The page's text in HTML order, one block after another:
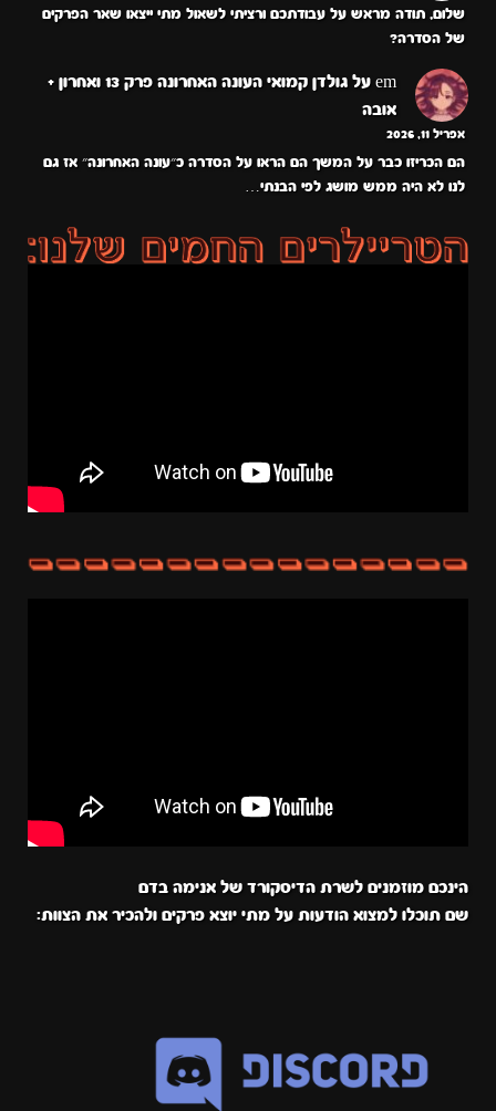
שלום, תודה מראש על עבודתכם ורציתי לשאול מתי ייצאו שאר הפרקים
של הסדרה?
em על
גולדן קמואי העונה האחרונה פרק 13 ואחרון +
אובה
אפריל 11, 2026
הם הכריזו כבר על המשך הם הראו על הסדרה כ״עונה האחרונה״ אז גם
לנו לא היה ממש מושג לפי הבנתי…
הינכם מוזמנים לשרת הדיסקורד של אנימה בדם
שם תוכלו למצוא הודעות על מתי יוצא פרקים ולהכיר את הצוות: